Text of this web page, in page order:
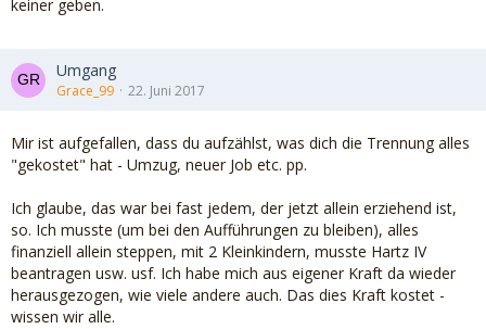
keiner geben.
Umgang
Grace_99 22. Juni 2017
Mir ist aufgefallen, dass du aufzählst, was dich die Trennung alles
"gekostet" hat - Umzug, neuer Job etc. pp.
Ich glaube, das war bei fast jedem, der jetzt allein erziehend ist,
so. Ich musste (um bei den Aufführungen zu bleiben), alles
finanziell allein steppen, mit 2 Kleinkindern, musste Hartz IV
beantragen usw. usf. Ich habe mich aus eigener Kraft da wieder
herausgezogen, wie viele andere auch. Das dies Kraft kostet -
wissen wir alle.